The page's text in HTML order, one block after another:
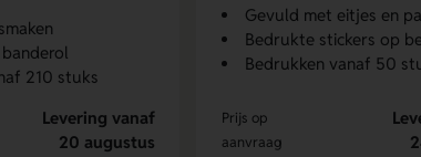
210 stuks
Levering vanaf
20 augustus
Gevuld met eitjes en
Bedrukte stickers op
Bedrukken vanaf 50
Prijs op
aanvraag